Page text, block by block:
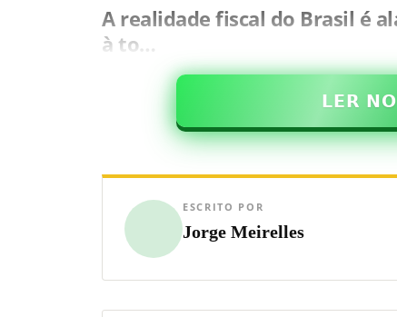
A realidade fiscal do Brasil é
à to…
𝗟𝗘𝗥
ESCRITO POR
Jorge Meirelles